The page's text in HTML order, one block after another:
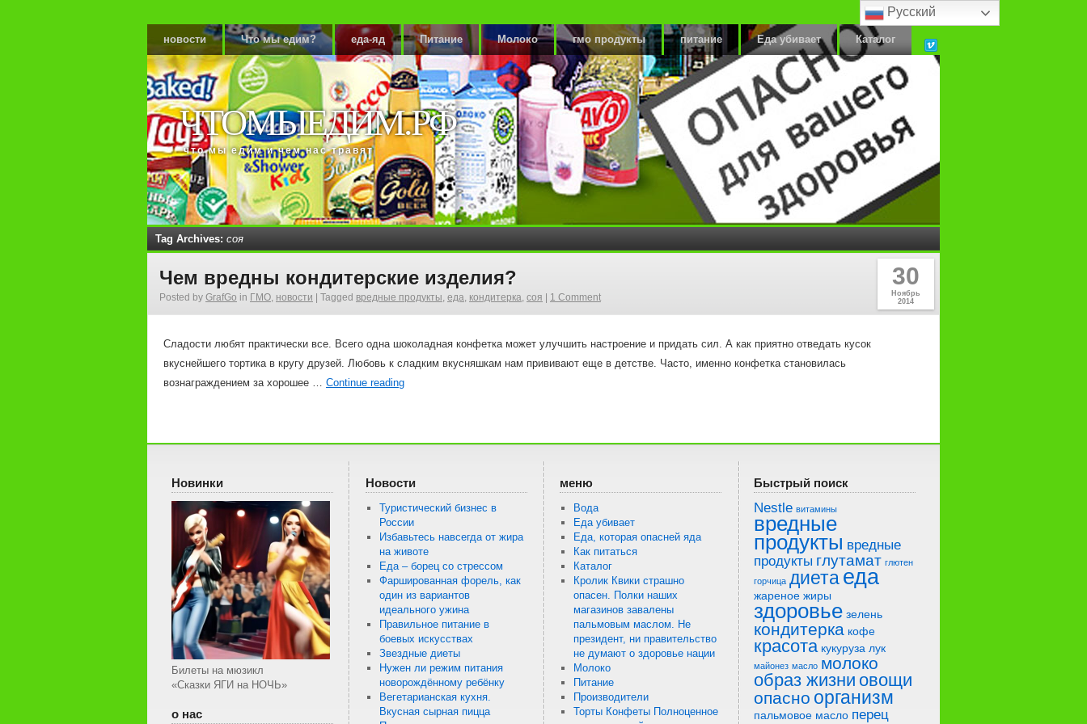
новости Что мы едим? еда-яд Питание Молоко гмо продукты питание Еда убивает Каталог
ЧТОМЫЕДИМ.РФ
что мы едим и чем нас травят
Tag Archives: соя
Чем вредны кондитерские изделия?
Posted by GrafGo in ГМО, новости Tagged вредные продукты, еда, кондитерка, соя 1 Comment
30
Ноябрь
2014
Сладости любят практически все. Всего одна шоколадная конфетка может улучшить настроение и придать сил. А как приятно отведать кусок
вкуснейшего тортика в кругу друзей. Любовь к сладким вкусняшкам нам прививают еще в детстве. Часто, именно конфетка становилась
вознаграждением за хорошее … Continue reading
Новинки
Билеты на мюзикл
«Сказки ЯГИ на НОЧЬ»
о нас
Новости
Туристический бизнес в
России
Избавьтесь навсегда от жира
на животе
Еда – борец со стрессом
Фаршированная форель, как
один из вариантов
идеального ужина
Правильное питание в
боевых искусствах
Звездные диеты
Нужен ли режим питания
новорождённому ребёнку
Вегетарианская кухня.
Вкусная сырная пицца
меню
Вода
Еда убивает
Еда, которая опасней яда
Как питаться
Каталог
Кролик Квики страшно
опасен. Полки наших
магазинов завалены
пальмовым маслом. Не
президент, ни правительство
не думают о здоровье нации
Молоко
Питание
Производители
Торты Конфеты Полноценное
Быстрый поиск
Nestle витамины
вредные
продукты вредные
продукты глутамат глютен
горчица диетаеда
жареное жиры
здоровье зелень
кондитерка кофе
красота кукуруза лук
майонез масло молоко
образ жизни овощи
опасно организм
пальмовое масло перец
Русский